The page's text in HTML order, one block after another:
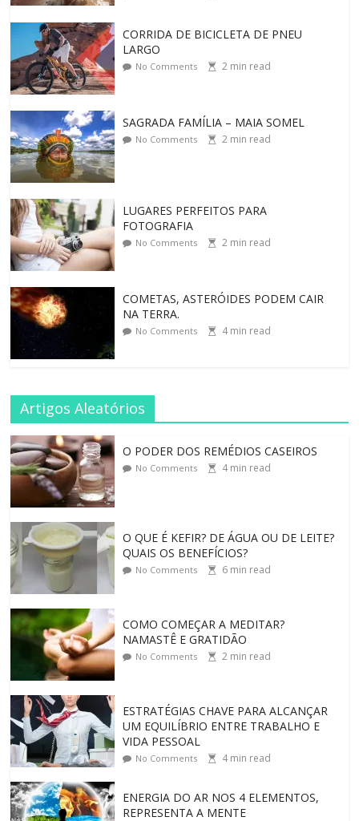
CORRIDA DE BICICLETA DE PNEU
LARGO
No Comments 2 min read
SAGRADA FAMÍLIA – MAIA SOMEL
No Comments 2 min read
LUGARES PERFEITOS PARA
FOTOGRAFIA
No Comments 2 min read
COMETAS, ASTERÓIDES PODEM CAIR
NA TERRA.
No Comments 4min read
Artigos Aleatórios
O PODER DOS REMÉDIOS CASEIROS
No Comments 4min read
O QUE É KEFIR? DE ÁGUA OU DE LEITE?
QUAIS OS BENEFÍCIOS?
No Comments 6 min read
COMO COMEÇAR A MEDITAR?
NAMASTÊ E GRATIDÃO
No Comments 2 min read
ESTRATÉGIAS CHAVE PARA ALCANÇAR
UM EQUILÍBRIO ENTRE TRABALHO E
VIDA PESSOAL
No Comments 4min read
ENERGIA DO AR NOS 4 ELEMENTOS,
REPRESENTA A MENTE